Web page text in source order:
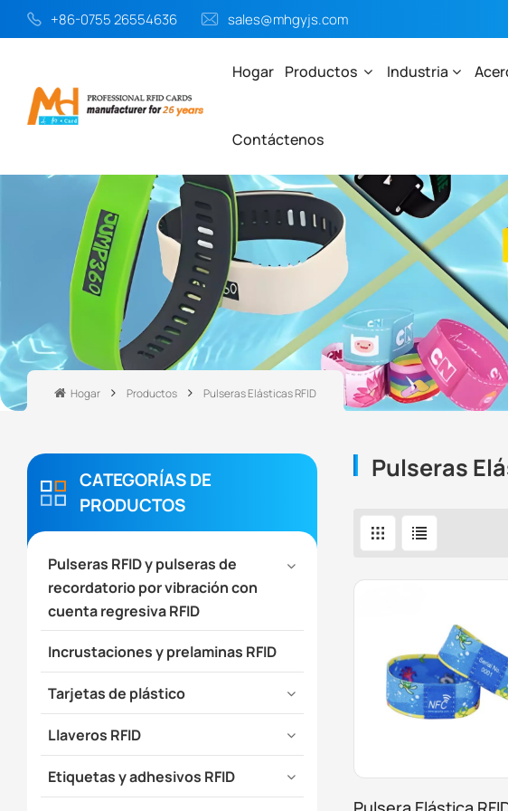
+86-0755 26554636 sales@mhgyjs.com
Hogar Productos Industria
Contáctenos
Hogar Productos Pulseras Elásticas RFID
CATEGORÍAS DE
PRODUCTOS
Pulseras RFID y pulseras de
recordatorio por vibración con
cuenta regresiva RFID
Incrustaciones y prelaminas RFID
Tarjetas de plástico
Llaveros RFID
Etiquetas y adhesivos RFID
Pulseras